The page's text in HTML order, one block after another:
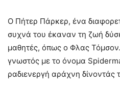
Ο Πήτερ Πάρκερ, ένα
συχνά του έκαναν τη ζωή
μαθητές, όπως ο Φλας
γνωστός με το όνομα
ραδιενεργή αράχνη δίνοντάς